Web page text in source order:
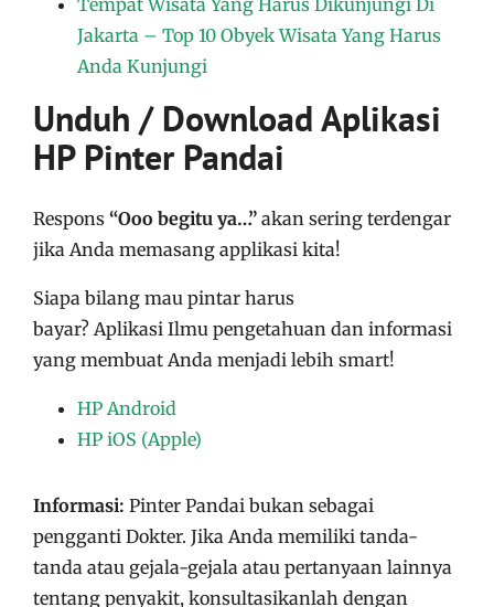
Tempat Wisata Yang Harus Dikunjungi Di
Jakarta – Top 10 Obyek Wisata Yang Harus
Anda Kunjungi
Unduh / Download Aplikasi
HP Pinter Pandai
Respons “Ooo begitu ya…” akan sering terdengar
jika Anda memasang applikasi kita!
Siapa bilang mau pintar harus
bayar? Aplikasi Ilmu pengetahuan dan informasi
yang membuat Anda menjadi lebih smart!
HP Android
HP iOS (Apple)
Informasi: Pinter Pandai bukan sebagai
pengganti Dokter. Jika Anda memiliki tanda-
tanda atau gejala-gejala atau pertanyaan lainnya
tentang penyakit, konsultasikanlah dengan